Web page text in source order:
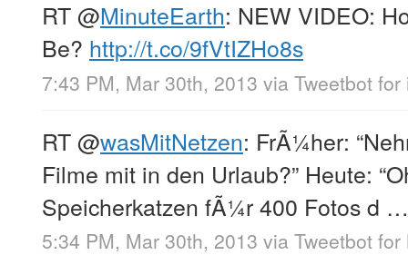
RT@MinuteEarth: NEW VIDEO:
Be? http://t.co/9fVtIZHo8s
7:43 PM, Mar 30th, 2013 via Tweetbot for
RT@wasMitNetzen: FrÃ¼her:
Filme mit in den Urlaub?” Heute:
Speicherkatzen fÃ¼r 400 Fotos d …
5:34 PM, Mar 30th, 2013 via Tweetbot for